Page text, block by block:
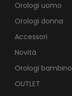
Orologi uomo
Orologi donna
Accessori
Novità
Orologi bambino
OUTLET